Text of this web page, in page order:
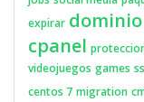
expirar dominio
cpanel
videojuegos games
centos 7 migration